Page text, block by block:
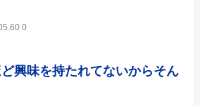
0
興味を持たれてないからそん